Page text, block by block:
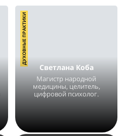
Светлана Коба
Магистр народной
медицины, целитель,
цифровой психолог.
ДУХОВНЫЕ ПРАКТИКИ